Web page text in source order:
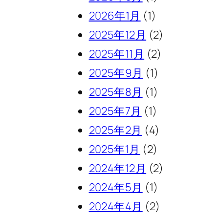
2026年1月 (1)
2025年12月 (2)
2025年11月 (2)
2025年9月 (1)
2025年8月 (1)
2025年7月 (1)
2025年2月 (4)
2025年1月 (2)
2024年12月 (2)
2024年5月 (1)
2024年4月 (2)